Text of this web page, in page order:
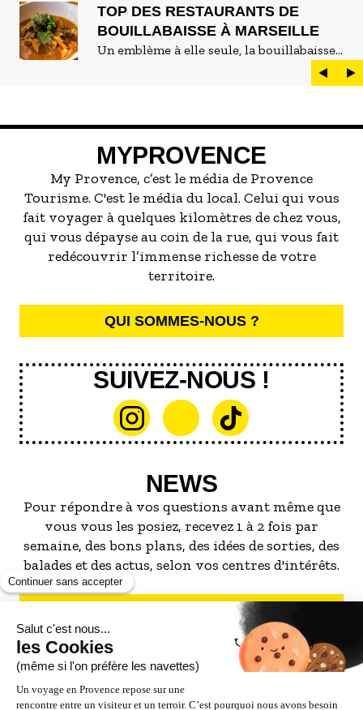
TOP DES RESTAURANTS DE
BOUILLABAISSE À MARSEILLE
Un emblème à elle seule, la bouillabaisse
est LE plat marseillais par excellence. On
peut d'ailleurs vite être submergé·e par la
servir la meilleure...
MYPROVENCE
My Provence, c’est le média de Provence
Tourisme. C'est le média du local. Celui qui vous
fait voyager à quelques kilomètres de chez vous,
qui vous dépayse au coin de la rue, qui vous fait
redécouvrir l’immense richesse de votre
territoire.
QUI SOMMES-NOUS ?
SUIVEZ-NOUS !
NEWS
Pour répondre à vos questions avant même que
vous vous les posiez, recevez 1 à 2 fois par
semaine, des bons plans, des idées de sorties, des
balades et des actus, selon vos centres d'intérêts.
S'INSCRIRE À LA NEWSLETTER